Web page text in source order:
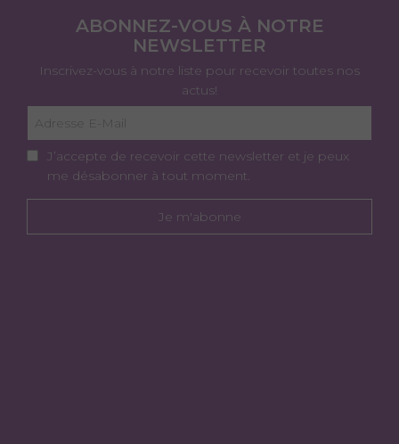
ABONNEZ-VOUS À NOTRE
NEWSLETTER
Inscrivez-vous à notre liste pour recevoir toutes nos
actus!
J’accepte de recevoir cette newsletter et je peux
me désabonner à tout moment.
Je m'abonne